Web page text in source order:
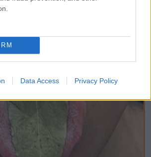
Data Access Privacy Policy